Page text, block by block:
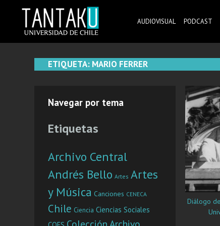
content
AUDIOVISUAL PODCAST
ETIQUETA: MARIO FERRER
Navegar por tema
Etiquetas
Archivo Central
Andrés Bello Artes Artes
y Música Canciones CENECA
Chile Ciencia Ciencias Sociales
Diálogo